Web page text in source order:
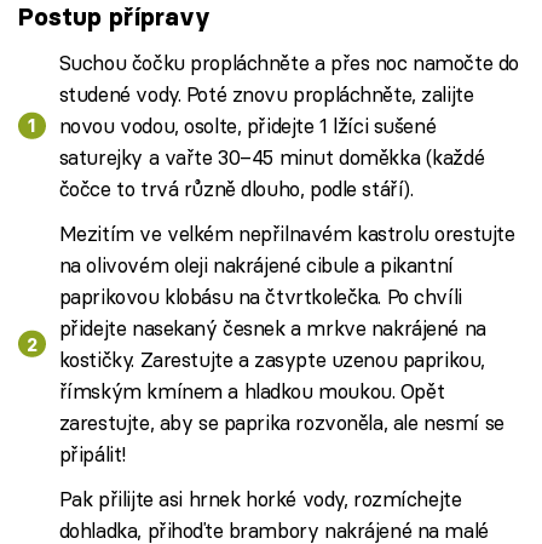
Postup přípravy
Suchou čočku propláchněte a přes noc namočte do
studené vody. Poté znovu propláchněte, zalijte
novou vodou, osolte, přidejte 1 lžíci sušené
saturejky a vařte 30–45 minut doměkka (každé
čočce to trvá různě dlouho, podle stáří).
Mezitím ve velkém nepřilnavém kastrolu orestujte
na olivovém oleji nakrájené cibule a pikantní
paprikovou klobásu na čtvrtkolečka. Po chvíli
přidejte nasekaný česnek a mrkve nakrájené na
kostičky. Zarestujte a zasypte uzenou paprikou,
římským kmínem a hladkou moukou. Opět
zarestujte, aby se paprika rozvoněla, ale nesmí se
připálit!
Pak přilijte asi hrnek horké vody, rozmíchejte
dohladka, přihoďte brambory nakrájené na malé